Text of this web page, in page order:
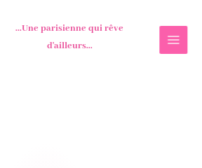
...Une parisienne qui rêve
d'ailleurs...